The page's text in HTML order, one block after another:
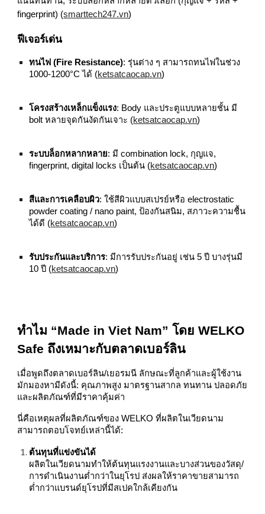
fingerprint) (smarttech247.vn)
ฟีเจอร์เด่น
ทนไฟ (Fire Resistance): รุ่นต่าง ๆ สามารถทนไฟในช่วง
1000‑1200°C ได้ (ketsatcaocap.vn)
โครงสร้างเหล็กแข็งแรง: Body และประตูแบบหลายชั้น มี
bolt หลายจุดกันงัดกันเจาะ (ketsatcaocap.vn)
ระบบล็อกหลากหลาย: มี combination lock, กุญแจ,
fingerprint, digital locks เป็นต้น (ketsatcaocap.vn)
สีและการเคลือบผิว: ใช้สีผิวแบบสเปรย์หรือ electrostatic
powder coating / nano paint, ป้องกันสนิม, สภาวะความชื้น
ได้ดี (ketsatcaocap.vn)
รับประกันและบริการ: มีการรับประกันอยู่ เช่น 5 ปี บางรุ่นมี
10 ปี (ketsatcaocap.vn)
ทำไม “Made in Viet Nam” โดย WELKO
Safe ถึงเหมาะกับตลาดเบอร์ลิน
เมื่อพูดถึงตลาดเบอร์ลิน/เยอรมนี ลักษณะที่ลูกค้าและผู้ใช้งาน
มักมองหามีดังนี้: คุณภาพสูง มาตรฐานสากล ทนทาน ปลอดภัย
และผลิตภัณฑ์ที่มีราคาคุ้มค่า
นี่คือเหตุผลที่ผลิตภัณฑ์ของ WELKO ที่ผลิตในเวียดนาม
สามารถตอบโจทย์เหล่านี้ได้:
ต้นทุนที่แข่งขันได้
ผลิตในเวียดนามทำให้ต้นทุนแรงงานและบางส่วนของวัสดุ/
การดำเนินงานต่ำกว่าในยุโรป ส่งผลให้ราคาขายสามารถ
ต่ำกว่าแบรนด์ยุโรปที่มีสเปคใกล้เคียงกัน